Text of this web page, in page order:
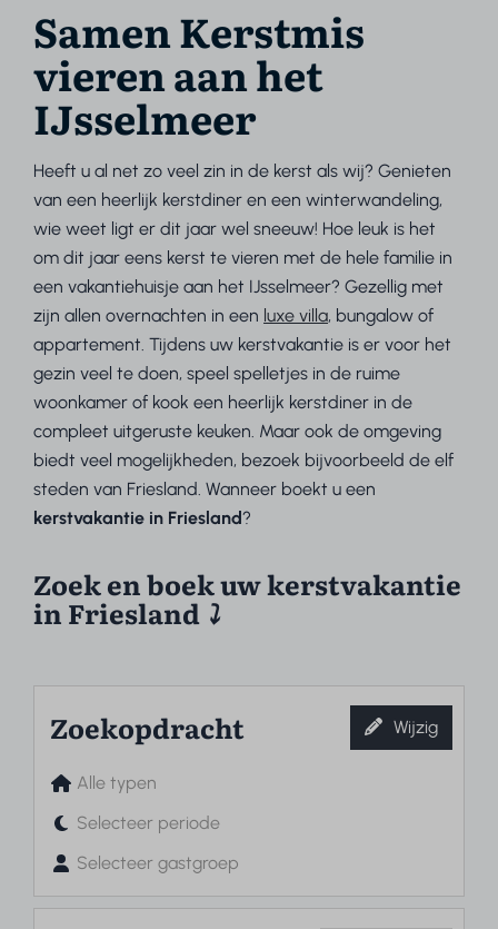
Samen Kerstmis
vieren aan het
IJsselmeer
Heeft u al net zo veel zin in de kerst als wij? Genieten
van een heerlijk kerstdiner en een winterwandeling,
wie weet ligt er dit jaar wel sneeuw! Hoe leuk is het
om dit jaar eens kerst te vieren met de hele familie in
een vakantiehuisje aan het IJsselmeer? Gezellig met
zijn allen overnachten in een luxe villa, bungalow of
appartement. Tijdens uw kerstvakantie is er voor het
gezin veel te doen, speel spelletjes in de ruime
woonkamer of kook een heerlijk kerstdiner in de
compleet uitgeruste keuken. Maar ook de omgeving
biedt veel mogelijkheden, bezoek bijvoorbeeld de elf
steden van Friesland. Wanneer boekt u een
kerstvakantie in Friesland?
Zoek en boek uw kerstvakantie
in Friesland ⤵︎
Zoekopdracht Wijzig
Alle typen
Selecteer periode
Selecteer gastgroep